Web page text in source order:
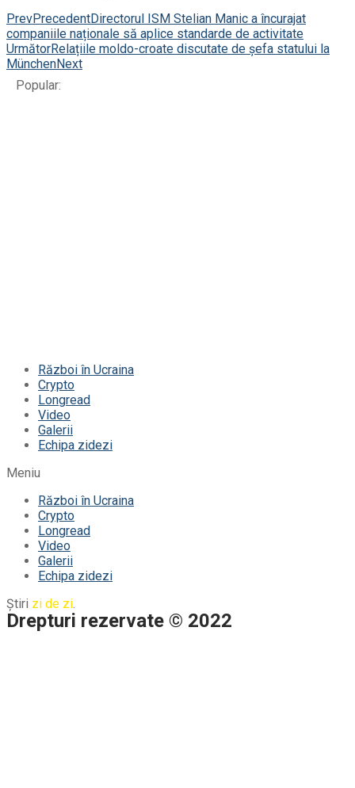
PrevPrecedentDirectorul ISM Stelian Manic a încurajat
companiile naționale să aplice standarde de activitate
UrmătorRelațiile moldo-croate discutate de șefa statului la
MünchenNext
Popular:
Război în Ucraina
Crypto
Longread
Video
Galerii
Echipa zidezi
Meniu
Război în Ucraina
Crypto
Longread
Video
Galerii
Echipa zidezi
Știri zi de zi.
Drepturi rezervate © 2022